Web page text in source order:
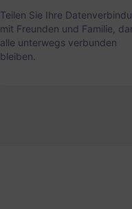
Teilen Sie Ihre
mit Freunden und Familie,
alle unterwegs verbunden
bleiben.